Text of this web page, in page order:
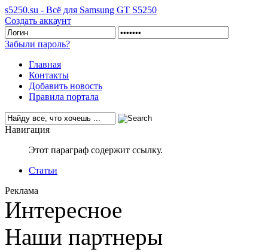
s5250.su - Всё для Samsung GT S5250
Создать аккаунт
Забыли пароль?
Главная
Контакты
Добавить новость
Правила портала
Навигация
Этот параграф содержит ссылку.
Статьи
Реклама
Интересное
Наши партнеры